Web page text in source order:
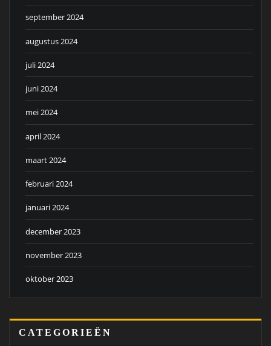
september 2024
augustus 2024
juli 2024
juni 2024
mei 2024
april 2024
maart 2024
februari 2024
januari 2024
december 2023
november 2023
oktober 2023
CATEGORIEËN